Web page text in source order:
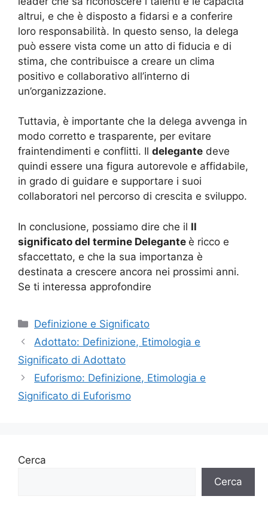
altrui, e che è disposto a fidarsi e a conferire
loro responsabilità. In questo senso, la delega
può essere vista come un atto di fiducia e di
stima, che contribuisce a creare un clima
positivo e collaborativo all’interno di
un’organizzazione.
Tuttavia, è importante che la delega avvenga in
modo corretto e trasparente, per evitare
fraintendimenti e conflitti. Il delegante deve
quindi essere una figura autorevole e affidabile,
in grado di guidare e supportare i suoi
collaboratori nel percorso di crescita e sviluppo.
In conclusione, possiamo dire che il Il
significato del termine Delegante è ricco e
sfaccettato, e che la sua importanza è
destinata a crescere ancora nei prossimi anni.
Se ti interessa approfondire
Categorie
Definizione e Significato
Adottato: Definizione, Etimologia e
Significato di Adottato
Euforismo: Definizione, Etimologia e
Significato di Euforismo
Cerca
Cerca